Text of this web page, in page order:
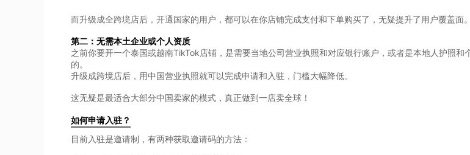
而升级成全跨境店后，开通国家的用户，都可以在你店铺完成支付和下单购买了，无疑提升了用户覆盖面。
第二 ：无需本土企业或个人资质
之前你要开一个泰国或越南TikTok店铺，是需要当地公司营业执照和对应银行账户，或者是本地人护照和
的。
升级成跨境店后，用中国营业执照就可以完成申请和入驻，门槛大幅降低。
这无疑是最适合大部分中国卖家的模式，真正做到一店卖全球！
如何申请入驻？
目前入驻是邀请制，有两种获取邀请码的方法：